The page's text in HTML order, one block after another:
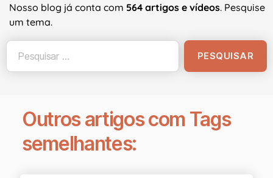
Nosso blog já conta com 564 artigos e vídeos. Pesquise
um tema.
Outros artigos com Tags
semelhantes: